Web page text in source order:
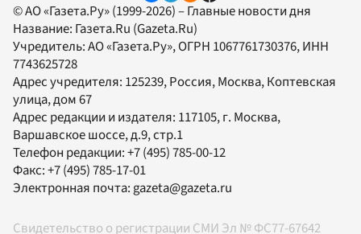
© АО «Газета.Ру» (1999-2026) – Главные новости дня
Название: Газета.Ru (Gazeta.Ru)
Учредитель:АО «Газета.Ру», ОГРН 1067761730376, ИНН
7743625728
Адрес учредителя: 125239, Россия, Москва, Коптевская
улица, дом 67
Адрес редакции и издателя: 117105, г. Москва,
Варшавское шоссе, д.9, стр.1
Телефон редакции:+7 (495) 785-00-12
Факс:+7 (495) 785-17-01
Электронная почта: gazeta@gazeta.ru
Свидетельство о регистрации СМИ Эл № ФС77-67642